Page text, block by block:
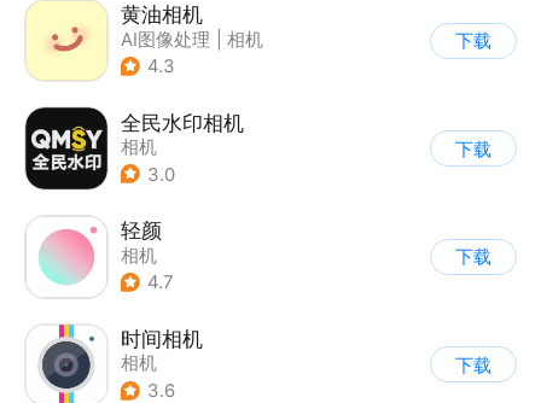
黄油相机
AI图像处理
相机
4.3
下载
全民水印相机
相机
3.0
下载
轻颜
相机
4.7
下载
时间相机
相机
3.6
下载